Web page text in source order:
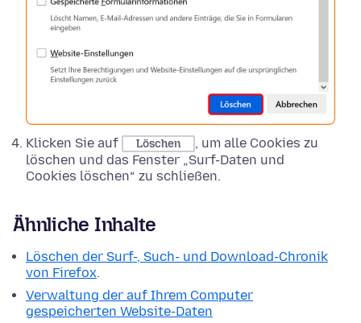
Klicken Sie auf Löschen
, um alle Cookies zu
löschen und das Fenster „Surf-Daten und
Cookies löschen“ zu schließen.
Ähnliche Inhalte
Löschen der Surf-, Such- und Download-Chronik
von Firefox.
Verwaltung der auf Ihrem Computer
gespeicherten Website-Daten